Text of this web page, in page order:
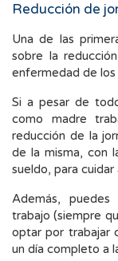
Reducción de
Una de las
sobre la
enfermedad de los
Si a pesar de
como madre
reducción de la
de la misma, con
sueldo, para
Además,
trabajo (siempre
optar por trabajar
un día completo a